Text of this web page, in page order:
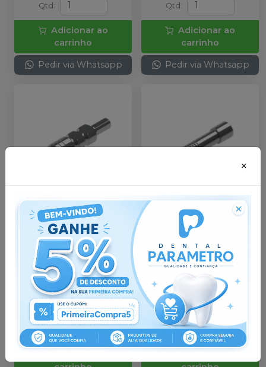
Qtd :
Adicionar ao
carrinho
Pedir via Whatsapp
Qtd :
Adicionar ao
carrinho
Pedir via Whatsapp
Transfer HE 4.8 MA
MU (201005A)- RP
Embalagem com 1
unidade.
R$ 14,53 noPix
ouR$ 15,29nas demais
condições
Qtd:
Parafuso Hexagonal
ND (M18HND)
Embalagem com 1
unidade.
R$ 19,81
Pix
ou R$ 20,85
nas demais
condições
Qtd:
×